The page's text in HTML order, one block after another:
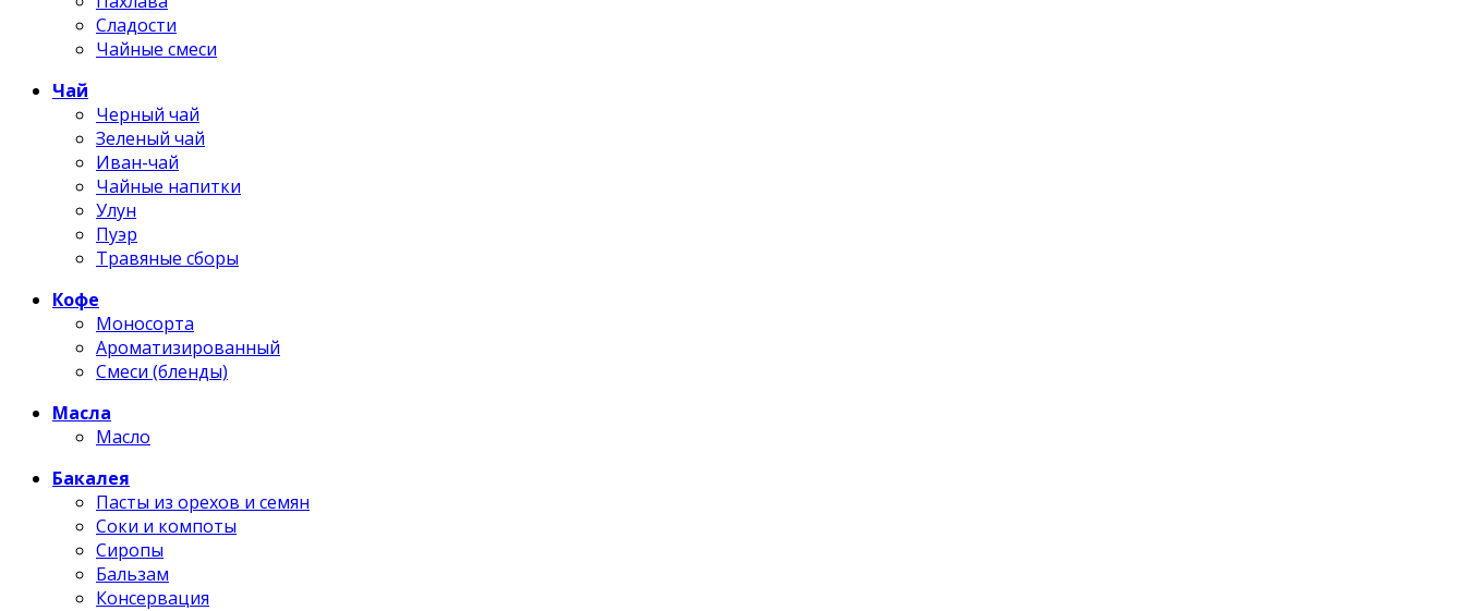
Сладости
Чайные смеси
Чай
Черный чай
Зеленый чай
Иван-чай
Чайные напитки
Улун
Пуэр
Травяные сборы
Кофе
Моносорта
Ароматизированный
Смеси (бленды)
Масла
Масло
Бакалея
Пасты из орехов и семян
Соки и компоты
Сиропы
Бальзам
Консервация